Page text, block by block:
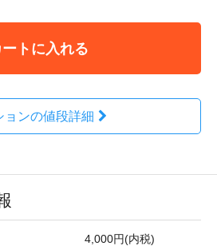
ートに入れる
ョンの値段詳細
4,000円(内税)